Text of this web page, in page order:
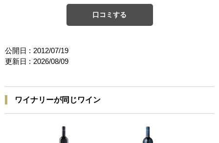
口コミする
公開日 : 2012/07/19
更新日 : 2026/08/09
ワイナリーが同じワイン